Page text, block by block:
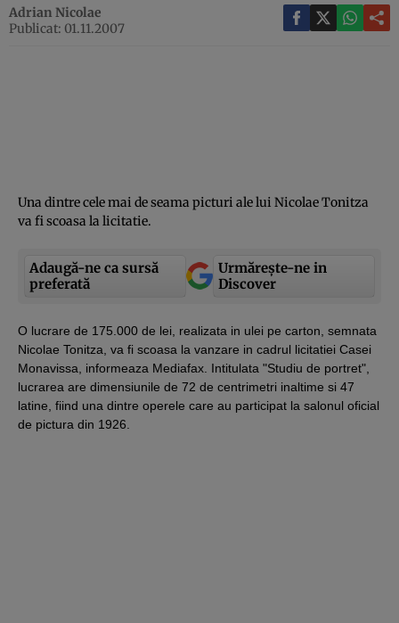
Adrian Nicolae
Publicat: 01.11.2007
Una dintre cele mai de seama picturi ale lui Nicolae Tonitza
va fi scoasa la licitatie.
Adaugă-ne ca sursă
preferată
Urmărește-ne in
Discover
O lucrare de 175.000 de lei, realizata in ulei pe carton, semnata
Nicolae Tonitza, va fi scoasa la vanzare in cadrul licitatiei Casei
Monavissa, informeaza Mediafax. Intitulata "Studiu de portret",
lucrarea are dimensiunile de 72 de centrimetri inaltime si 47
latine, fiind una dintre operele care au participat la salonul oficial
de pictura din 1926.